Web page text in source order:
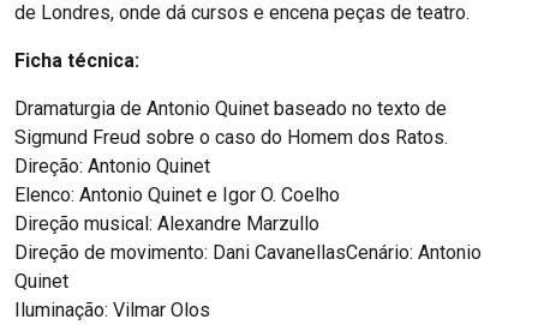
de Londres, onde dá cursos e encena peças de teatro.
Ficha técnica:
Dramaturgia de Antonio Quinet baseado no texto de
Sigmund Freud sobre o caso do Homem dos Ratos.
Direção: Antonio Quinet
Elenco: Antonio Quinet e Igor O. Coelho
Direção musical: Alexandre Marzullo
Direção de movimento: Dani CavanellasCenário: Antonio
Quinet
Iluminação: Vilmar Olos